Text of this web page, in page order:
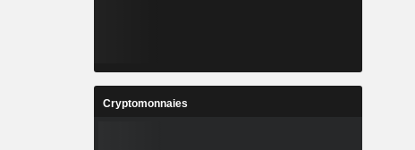
Cryptomonnaies